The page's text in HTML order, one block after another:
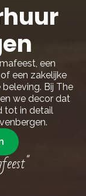
een
een zakelijke
Bij The
we decor dat
tot in detail